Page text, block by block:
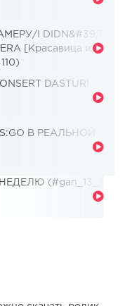
I DIDN&#39;T
[Красавица и
DASTURI
В РЕАЛЬНОЙ
(#gan_13_)